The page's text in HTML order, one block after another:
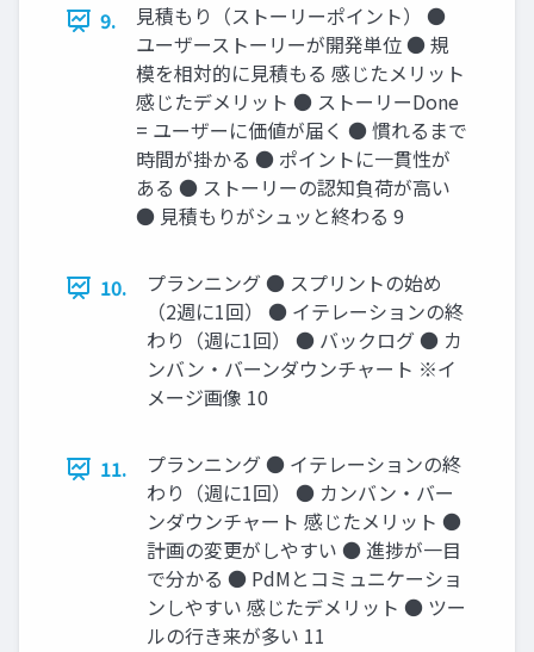
9.
見積もり（ストーリーポイント） ●
ユーザーストーリーが開発単位 ● 規
模を相対的に見積もる 感じたメリット
感じたデメリット ● ストーリーDone
= ユーザーに価値が届く ● 慣れるまで
時間が掛かる ● ポイントに一貫性が
ある ● ストーリーの認知負荷が高い
● 見積もりがシュッと終わる 9
10.
プランニング ● スプリントの始め
（2週に1回） ● イテレーションの終
わり（週に1回） ● バックログ ● カ
ンバン・バーンダウンチャート ※イ
メージ画像 10
11.
プランニング ● イテレーションの終
わり（週に1回） ● カンバン・バー
ンダウンチャート 感じたメリット ●
計画の変更がしやすい ● 進捗が一目
で分かる ● PdMとコミュニケーショ
ンしやすい 感じたデメリット ● ツー
ルの行き来が多い 11